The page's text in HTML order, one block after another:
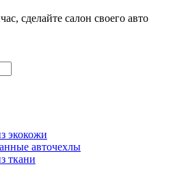
сделайте салон своего авто
экокожи
авточехлы
ткани